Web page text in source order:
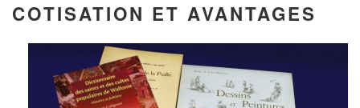
COTISATION ET AVANTAGES